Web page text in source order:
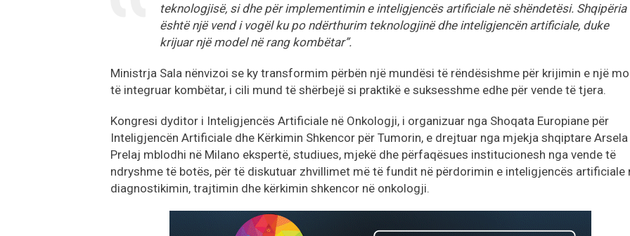
teknologjisë, si dhe për implementimin e inteligjencës artificiale në shëndetësi. Shqipëria
është një vend i vogël ku po ndërthurim teknologjinë dhe inteligjencën artificiale, duke
krijuar një model në rang kombëtar”.
Ministrja Sala nënvizoi se ky transformim përbën një mundësi të rëndësishme për krijimin e një
të integruar kombëtar, i cili mund të shërbejë si praktikë e suksesshme edhe për vende të tjera.
Kongresi dyditor i Inteligjencës Artificiale në Onkologji, i organizuar nga Shoqata Europiane për
Inteligjencën Artificiale dhe Kërkimin Shkencor për Tumorin, e drejtuar nga mjekja shqiptare Arsela
Prelaj mblodhi në Milano ekspertë, studiues, mjekë dhe përfaqësues institucionesh nga vende të
ndryshme të botës, për të diskutuar zhvillimet më të fundit në përdorimin e inteligjencës artificiale
diagnostikimin, trajtimin dhe kërkimin shkencor në onkologji.